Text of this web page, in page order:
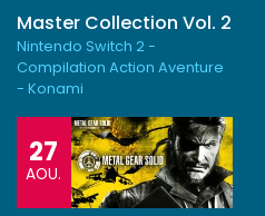
Master Collection Vol. 2
Nintendo Switch 2 -
Compilation Action Aventure
- Konami
27
AOU.